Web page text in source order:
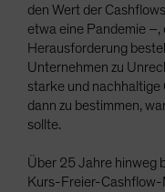
den Wert der
etwa eine Pandemie
Herausforderung
Unternehmen zu
starke und nachhaltige
dann zu bestimmen,
sollte.
Über 25 Jahre hinweg
Kurs-Freier-Cashflow-